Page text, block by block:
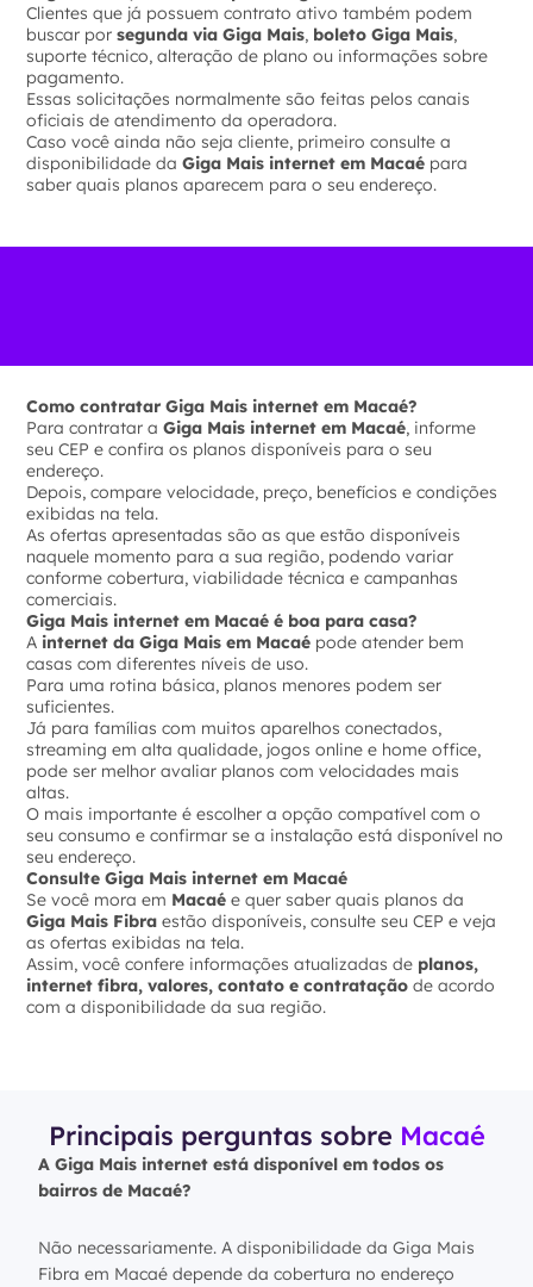
Clientes que já possuem contrato ativo também podem
buscar porsegunda via Giga Mais, boleto Giga Mais,
suporte técnico, alteração de plano ou informações sobre
pagamento.
Essas solicitações normalmente são feitas pelos canais
oficiais de atendimento da operadora.
Caso você ainda não seja cliente, primeiro consulte a
disponibilidade daGiga Mais internet em Macaé para
saber quais planos aparecem para o seu endereço.
Como contratar Giga Mais internet em Macaé?
Para contratar aGiga Mais internet em Macaé, informe
seu CEP e confira os planos disponíveis para o seu
endereço.
Depois, compare velocidade, preço, benefícios e condições
exibidas na tela.
As ofertas apresentadas são as que estão disponíveis
naquele momento para a sua região, podendo variar
conforme cobertura, viabilidade técnica e campanhas
comerciais.
Giga Mais internet em Macaé é boa para casa?
A internet da Giga Mais em Macaé pode atender bem
casas com diferentes níveis de uso.
Para uma rotina básica, planos menores podem ser
suficientes.
Já para famílias com muitos aparelhos conectados,
streaming em alta qualidade, jogos online e home office,
pode ser melhor avaliar planos com velocidades mais
altas.
O mais importante é escolher a opção compatível com o
seu consumo e confirmar se a instalação está disponível no
seu endereço.
Consulte Giga Mais internet em Macaé
Se você mora em Macaé e quer saber quais planos da
Giga Mais Fibra estão disponíveis, consulte seu CEP e veja
as ofertas exibidas na tela.
Assim, você confere informações atualizadas de planos,
internet fibra, valores, contato e contratação de acordo
com a disponibilidade da sua região.
Principais perguntas sobre Macaé
A Giga Mais internet está disponível em todos os
bairros de Macaé?
Não necessariamente. A disponibilidade da Giga Mais
Fibra em Macaé depende da cobertura no endereço